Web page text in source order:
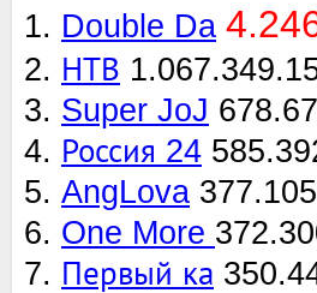
1. Double Da
2. НТВ
3. Super JoJ
4. Россия 24
5. AngLova
6. One More
7. Первый ка